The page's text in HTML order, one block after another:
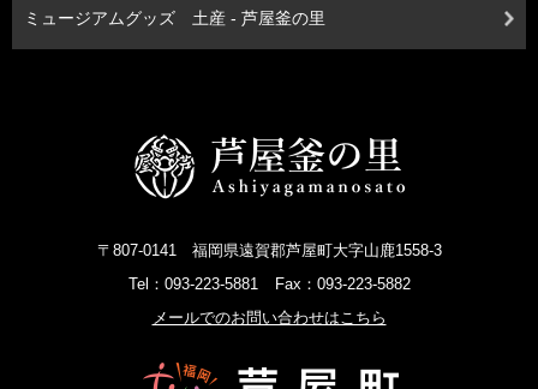
ミュージアムグッズ 土産 - 芦屋釜の里
〒807-0141 福岡県遠賀郡芦屋町大字山鹿1558-3
Tel：093-223-5881
Fax：093-223-5882
メールでのお問い合わせはこちら